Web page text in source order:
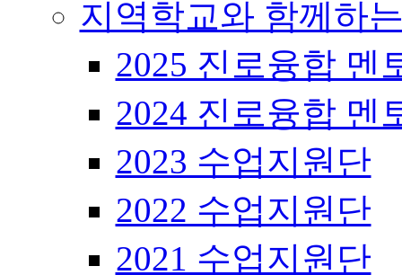
지역학교와 함께하
2025 진로융합 멘
2024 진로융합 멘
2023 수업지원단
2022 수업지원단
2021 수업지원단